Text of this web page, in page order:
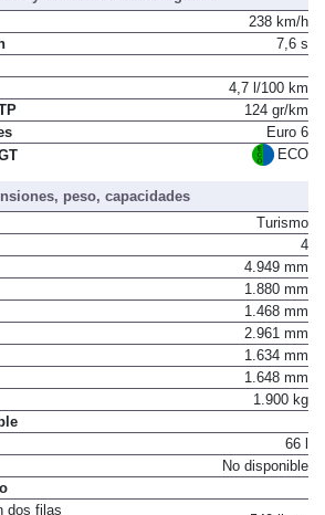
y consumos homologados
238 km/h
4,7 l/100 km
124 gr/km
Euro 6
peso, capacidades
Turismo
4
4.949 mm
1.880 mm
1.468 mm
2.961 mm
1.634 mm
1.648 mm
66 l